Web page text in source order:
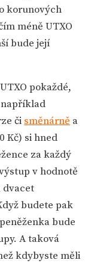
korunových
méně UTXO
bude její
pokaždé,
či směnárně a
Kč) si hned
za každý
v hodnotě
dvacet
budete pak
bude
A taková
kdybyste měli